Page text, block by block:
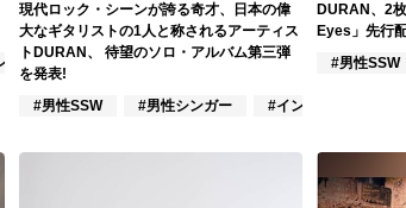
ディーズ
現代ロック・シーンが誇る奇才、日本の偉
大なギタリストの1人と称されるアーティス
トDURAN、 待望のソロ・アルバム第三弾
を発表!
#男性SSW
#男性シンガー #インディーズ
DURAN、2
Eyes」先行
#男性SSW